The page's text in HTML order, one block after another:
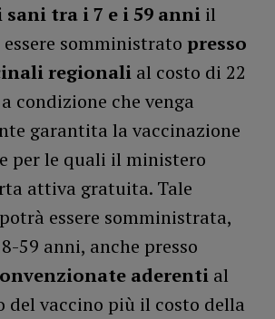
tra i 7 e i 59 anni il
somministrato presso
regionali al costo di 22
condizione che venga
garantita la vaccinazione
per le quali il ministero
attiva gratuita. Tale
essere somministrata,
59 anni, anche presso
aderenti al
del vaccino più il costo della